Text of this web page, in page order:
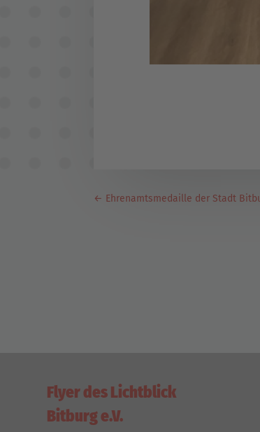
← Ehrenamtsmedaille der Stadt
Flyer des Lichtblick
Bitburg e.V.